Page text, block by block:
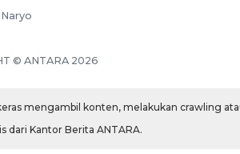
© ANTARA 2026
mengambil konten, melakukan crawling
dari Kantor Berita ANTARA.